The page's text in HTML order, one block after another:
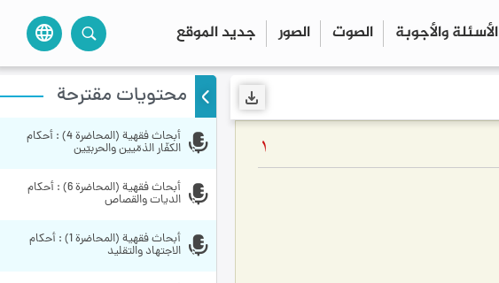
الأسئلة والأجوبة الصوت الصور جديد الموقع language
1
محتويات مقترحة
الكفّار الذمّيين والحربيّين
الديات والقصاص
الاجتهاد والتقليد